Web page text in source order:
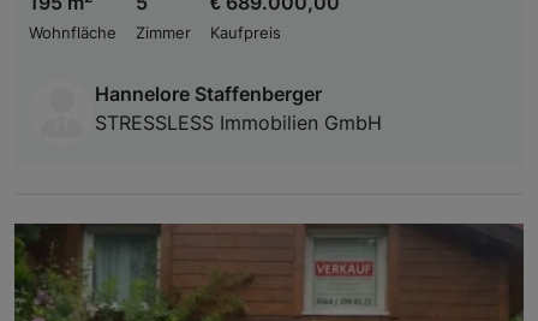
Wohnfläche
Zimmer Kaufpreis
Hannelore Staffenberger
STRESSLESS Immobilien GmbH